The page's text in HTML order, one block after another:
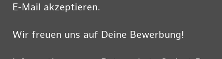
E-Mail akzeptieren.
Wir freuen uns auf Deine Bewerbung!